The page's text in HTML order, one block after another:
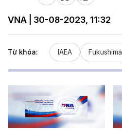
VNA | 30-08-2023, 11:32
Từ khóa: IAEA Fukushima